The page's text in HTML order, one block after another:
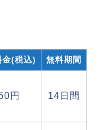
金(税込) 無料期間
円 14日間